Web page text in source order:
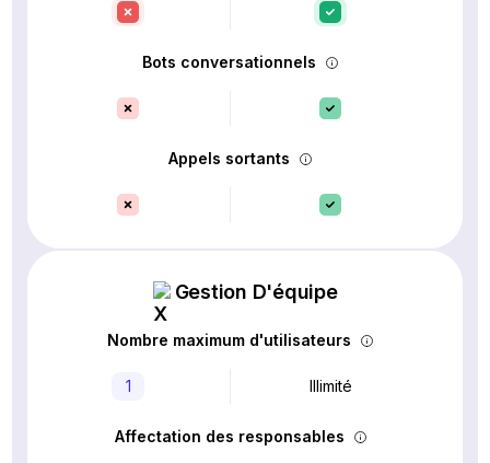
Bots conversationnels
Appels sortants
Gestion D'équipe
Nombre maximum d'utilisateurs
1 Illimité
Affectation des responsables